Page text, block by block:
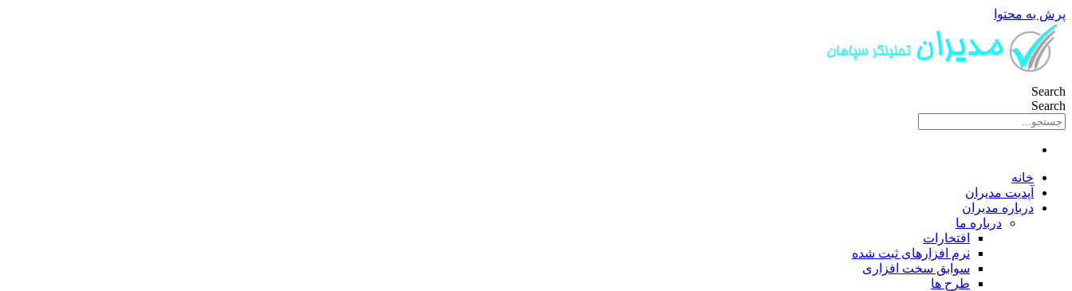
پرش به محتوا
Search
Search
خانه
آپدیت مدیران
درباره مدیران
درباره ما
افتخارات
نرم افزارهای ثبت شده
سوابق سخت افزاری
طرح ها